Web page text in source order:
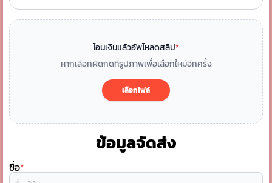
โอนเงินแล้วอัพโหลดสลิป*
หากเลือกผิดกดที่รูปภาพเพื่อเลือกใหม่อีกครั้ง
เลือกไฟล์
ข้อมูลจัดส่ง
ชื่อ*